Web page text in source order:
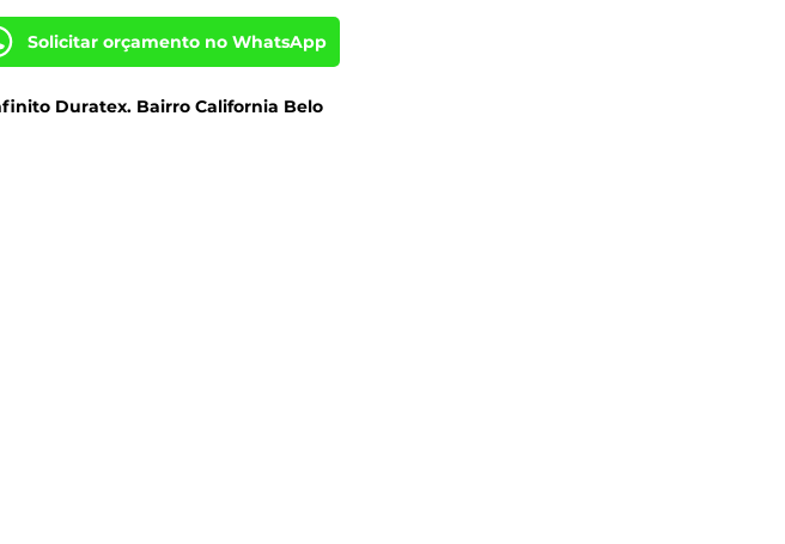
Solicitar orçamento no WhatsApp
Duratex. Bairro California Belo